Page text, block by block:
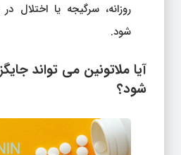
روزانه، سرگیجه یا اختلال
شود.
آیا ملاتونین می تواند
شود؟